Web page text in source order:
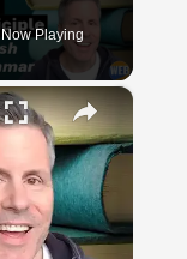
Now Playing
×